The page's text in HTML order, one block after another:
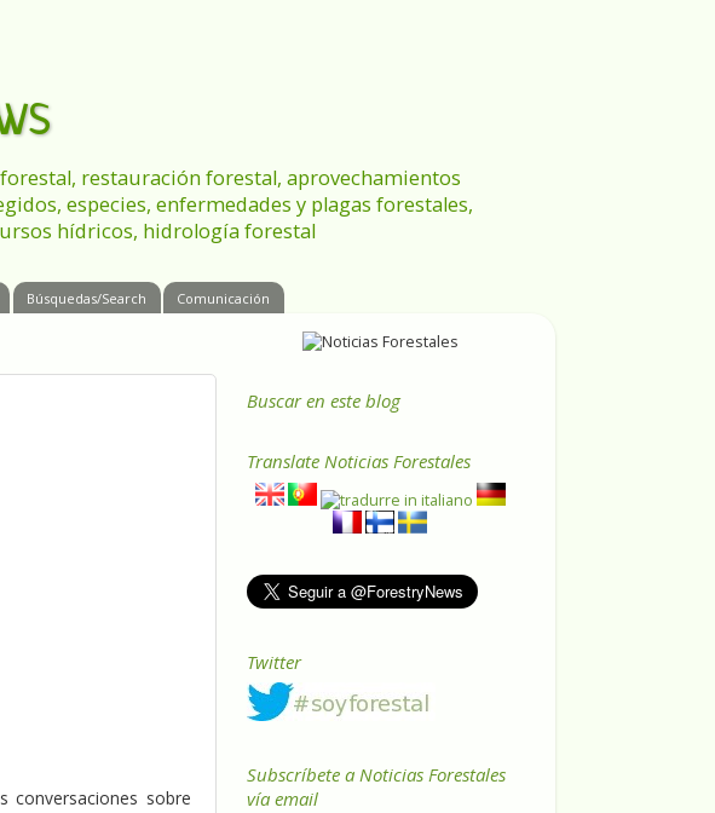
restauración forestal, aprovechamientos
especies, enfermedades y plagas forestales,
hídricos, hidrología forestal
Búsquedas/Search Comunicación
conversaciones sobre
Buscar en este blog
Translate Noticias Forestales
Twitter
Subscríbete a Noticias Forestales
vía email